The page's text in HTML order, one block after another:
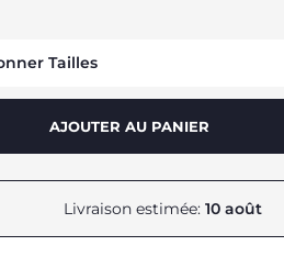
Tailles
AJOUTER AU PANIER
Livraison estimée: 10 août